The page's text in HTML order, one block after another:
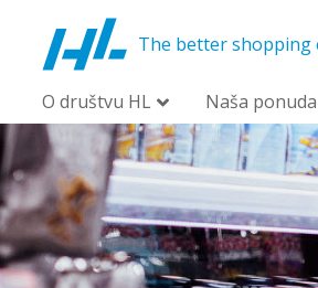
The better shopping
O društvu HL Naša ponuda